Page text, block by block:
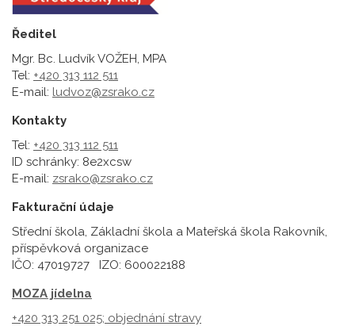
Ředitel
Mgr. Bc. Ludvík VOŽEH, MPA
Tel: +420 313 112 511
E-mail: ludvoz@zsrako.cz
Kontakty
Tel: +420 313 112 511
ID schránky: 8e2xcsw
E-mail: zsrako@zsrako.cz
Fakturační údaje
Střední škola, Základní škola a Mateřská škola Rakovník,
příspěvková organizace
IČO: 47019727 IZO: 600022188
MOZA jídelna
+420 313 251 025; objednání stravy